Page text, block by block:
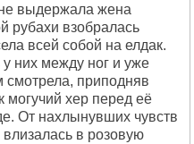
выдержала жена
рубахи взобралась
всей собой на елдак.
у них между ног и уже
смотрела, приподняв
могучий хер перед её
От нахлынувших чувств
в розовую